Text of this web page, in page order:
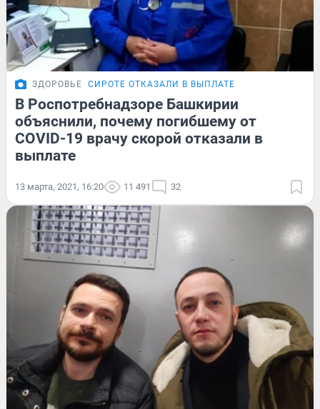
ЗДОРОВЬЕ СИРОТЕ ОТКАЗАЛИ В ВЫПЛАТЕ
В Роспотребнадзоре Башкирии
объяснили, почему погибшему от
COVID-19 врачу скорой отказали в
выплате
13 марта, 2021, 16:20 11 491 32